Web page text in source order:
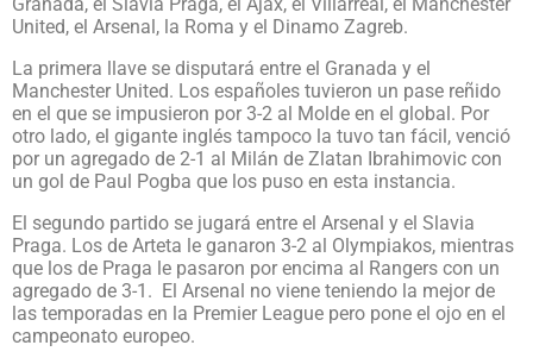
United, el Arsenal, la Roma y el Dinamo Zagreb.
La primera llave se disputará entre el Granada y el
Manchester United. Los españoles tuvieron un pase reñido
en el que se impusieron por 3-2 al Molde en el global. Por
otro lado, el gigante inglés tampoco la tuvo tan fácil, venció
por un agregado de 2-1 al Milán de Zlatan Ibrahimovic con
un gol de Paul Pogba que los puso en esta instancia.
El segundo partido se jugará entre el Arsenal y el Slavia
Praga. Los de Arteta le ganaron 3-2 al Olympiakos, mientras
que los de Praga le pasaron por encima al Rangers con un
agregado de 3-1. El Arsenal no viene teniendo la mejor de
las temporadas en la Premier League pero pone el ojo en el
campeonato europeo.